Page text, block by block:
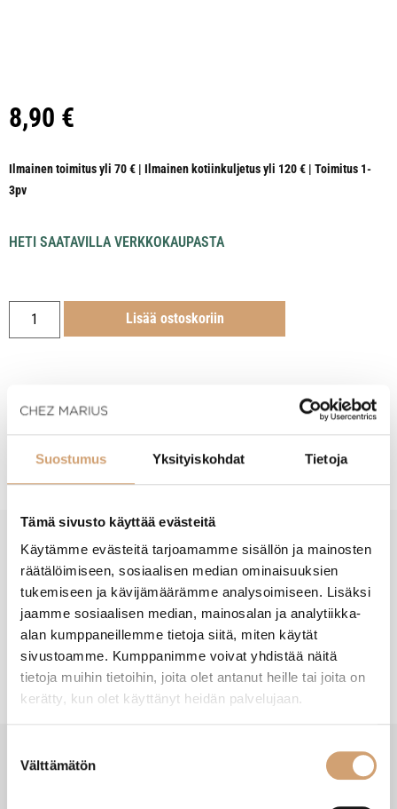
Suostumus Yksityiskohdat Tietoja
Tämä sivusto käyttää evästeitä
Käytämme evästeitä tarjoamamme sisällön ja mainosten
räätälöimiseen, sosiaalisen median ominaisuuksien
tukemiseen ja kävijämäärämme analysoimiseen. Lisäksi
jaamme sosiaalisen median, mainosalan ja analytiikka-
alan kumppaneillemme tietoja siitä, miten käytät
sivustoamme. Kumppanimme voivat yhdistää näitä
tietoja muihin tietoihin, joita olet antanut heille tai joita on
kerätty, kun olet käyttänyt heidän palvelujaan.
valinta
Välttämätön
8,90 €
Ilmainen toimitus yli 70 € | Ilmainen kotiinkuljetus yli 120 € | Toimitus 1-
3pv
HETI SAATAVILLA VERKKOKAUPASTA
Lisää ostoskoriin
- Tuotteesta ei ole vielä arvosteluja -
New content loaded